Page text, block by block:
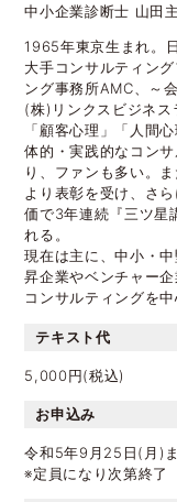
中小企業診断士 山田
1965年東京生まれ。
大手コンサルティン
ング事務所AMC、～
(株)リンクスビジネス
「顧客心理」「人間
体的・実践的なコン
り、ファンも多い。
より表彰を受け、さ
価で3年連続『三ツ星
れる。
現在は主に、中小・
昇企業やベンチャー
コンサルティングを中
テキスト代
5,000円(税込)
お申込み
令和5年9月25日(月)
※定員になり次第終了